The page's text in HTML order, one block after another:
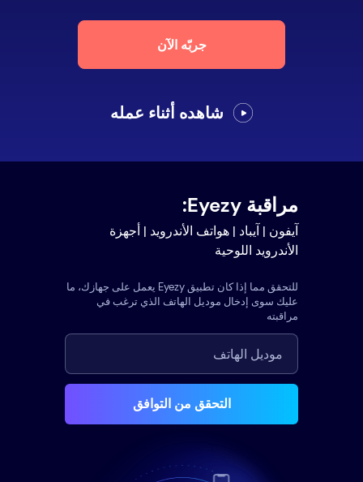
جربّه الآن
شاهده أثناء عمله
مراقبة Eyezy:
آيفون | آيباد | هواتف الأندرويد | أجهزة
الأندرويد اللوحية
للتحقق مما إذا كان تطبيق Eyezy يعمل على جهازك، ما
عليك سوى إدخال موديل الهاتف الذي ترغب في
مراقبته
التحقق من التوافق